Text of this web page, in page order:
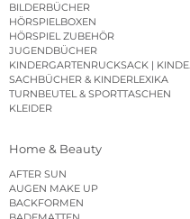
BILDERBÜCHER
HÖRSPIELBOXEN
HÖRSPIEL ZUBEHÖR
JUGENDBÜCHER
SACHBÜCHER & KINDERLEXIKA
TURNBEUTEL & SPORTTASCHEN
KLEIDER
Home & Beauty
AFTER SUN
AUGEN MAKE UP
BACKFORMEN